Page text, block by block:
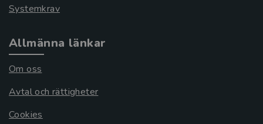
Systemkrav
Allmänna länkar
Om oss
Avtal och rättigheter
Cookies